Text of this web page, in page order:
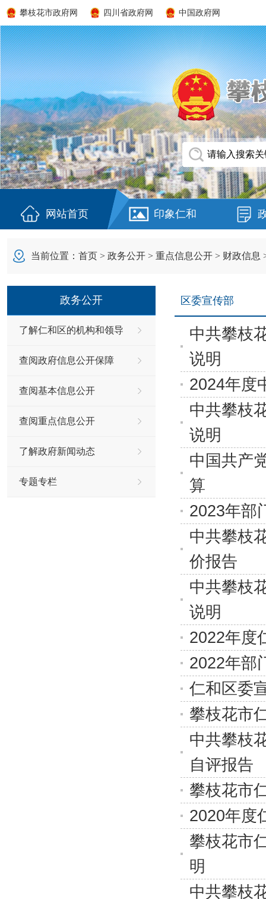
攀枝花市政府网 四川省政府网 中国政府网
网站首页 印象仁和
当前位置： 首页 > 政务公开 > 重点信息公开 > 财政信息
政务公开
了解仁和区的机构和领导
查阅政府信息公开保障
查阅基本信息公开
查阅重点信息公开
了解政府新闻动态
专题专栏
区委宣传部
中共攀枝
说明
2024年度
中共攀枝
说明
中国共产
算
2023年部
中共攀枝
价报告
中共攀枝
说明
2022年度
2022年部
仁和区委
攀枝花市
中共攀枝
自评报告
攀枝花市
2020年度
攀枝花市
明
中共攀枝